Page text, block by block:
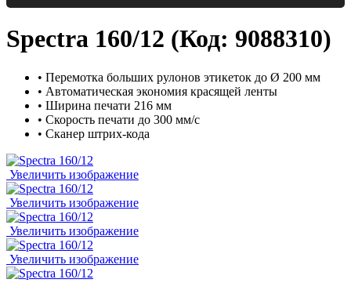
Spectra 160/12 (Код: 9088310)
• Перемотка больших рулонов этикеток до Ø 200 мм
• Автоматическая экономия красящей ленты
• Ширина печати 216 мм
• Скорость печати до 300 мм/с
• Сканер штрих-кода
Увеличить изображение
Увеличить изображение
Увеличить изображение
Увеличить изображение